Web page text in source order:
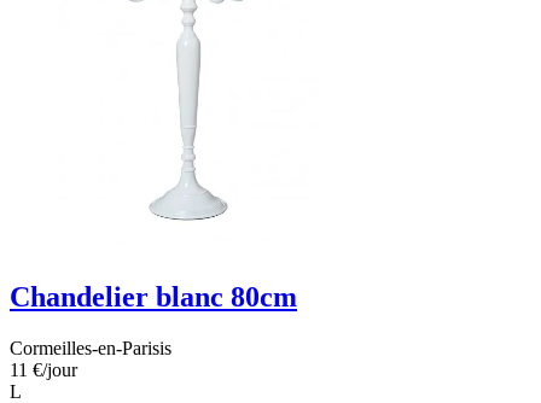
Chandelier blanc 80cm
Cormeilles-en-Parisis
11 €/jour
L